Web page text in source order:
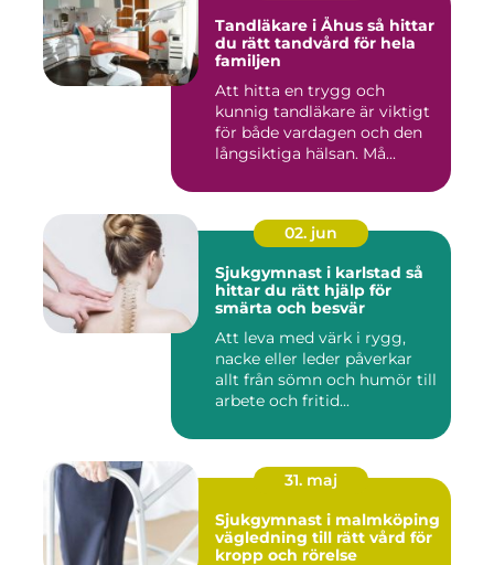
Tandläkare i Åhus så hittar
du rätt tandvård för hela
familjen
Att hitta en trygg och
kunnig tandläkare är viktigt
för både vardagen och den
långsiktiga hälsan. Må...
02. jun
Sjukgymnast i karlstad så
hittar du rätt hjälp för
smärta och besvär
Att leva med värk i rygg,
nacke eller leder påverkar
allt från sömn och humör till
arbete och fritid...
31. maj
Sjukgymnast i malmköping
vägledning till rätt vård för
kropp och rörelse